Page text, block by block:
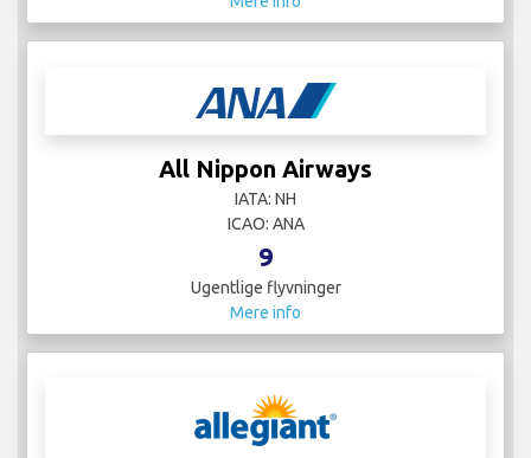
All Nippon Airways
IATA: NH
ICAO: ANA
9
Ugentlige flyvninger
Mere info